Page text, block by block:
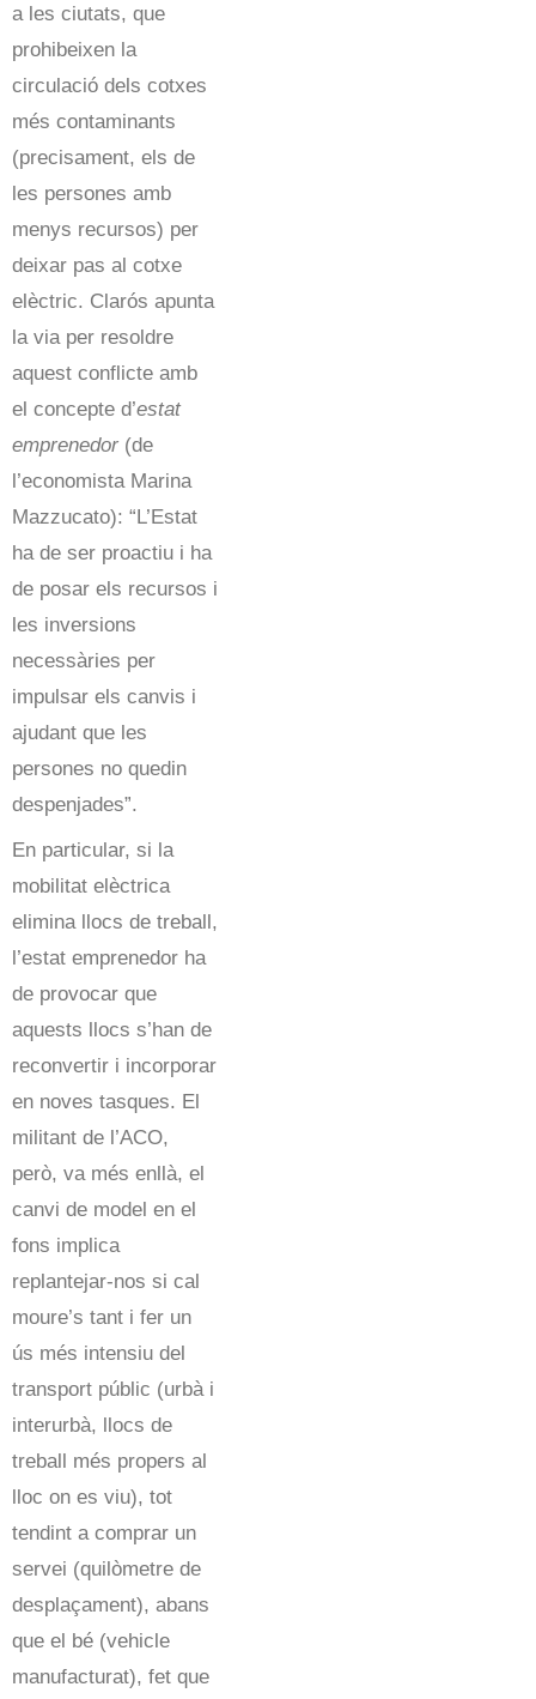
a les ciutats, que
prohibeixen la
circulació dels cotxes
més contaminants
(precisament, els de
les persones amb
menys recursos) per
deixar pas al cotxe
elèctric. Clarós apunta
la via per resoldre
aquest conflicte amb
el concepte d’estat
emprenedor (de
l’economista Marina
Mazzucato): “L’Estat
ha de ser proactiu i ha
de posar els recursos i
les inversions
necessàries per
impulsar els canvis i
ajudant que les
persones no quedin
despenjades”.
En particular, si la
mobilitat elèctrica
elimina llocs de treball,
l’estat emprenedor ha
de provocar que
aquests llocs s’han de
reconvertir i incorporar
en noves tasques. El
militant de l’ACO,
però, va més enllà, el
canvi de model en el
fons implica
replantejar-nos si cal
moure’s tant i fer un
ús més intensiu del
transport públic (urbà i
interurbà, llocs de
treball més propers al
lloc on es viu), tot
tendint a comprar un
servei (quilòmetre de
desplaçament), abans
que el bé (vehicle
manufacturat), fet que